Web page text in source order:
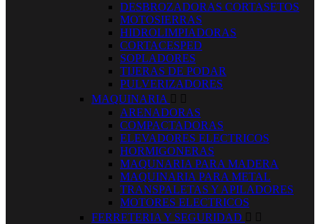
DESBROZADORAS CORTASETOS
MOTOSIERRAS
HIDROLIMPIADORAS
CORTACESPED
SOPLADORES
TIJERAS DE PODAR
PULVERIZADORES
MAQUINARIA  
ARENADORAS
COMPACTADORAS
ELEVADORES ELECTRICOS
HORMIGONERAS
MAQUNARIA PARA MADERA
MAQUINARIA PARA METAL
TRANSPALETAS Y APILADORES
MOTORES ELECTRICOS
FERRETERIA Y SEGURIDAD  